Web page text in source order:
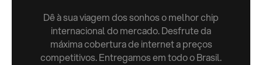
Dê à sua viagem dos sonhos o melhor chip
internacional do mercado. Desfrute da
máxima cobertura de internet a preços
competitivos. Entregamos em todo o Brasil.